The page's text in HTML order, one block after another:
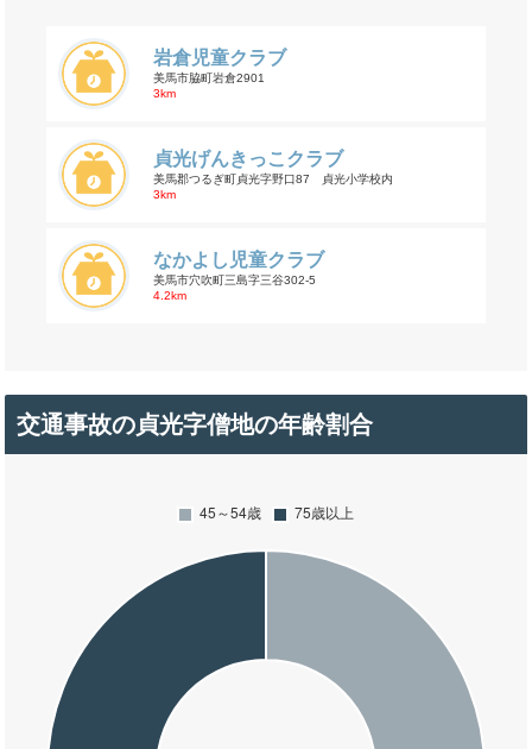
岩倉児童クラブ
美馬市脇町岩倉2901
3km
貞光げんきっこクラブ
美馬郡つるぎ町貞光字野口87 貞光小学校内
3km
なかよし児童クラブ
美馬市穴吹町三島字三谷302-5
4.2km
交通事故の貞光字僧地の年齢割合